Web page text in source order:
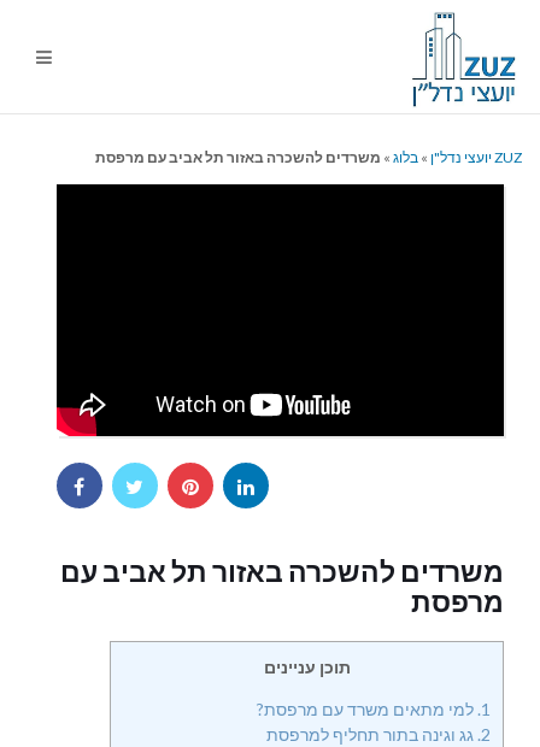
ZUZ יועצי נדל"ן » בלוג » משרדים להשכרה באזור תל אביב עם מרפסת
משרדים להשכרה באזור תל אביב עם
מרפסת
תוכן עניינים
1. למי מתאים משרד עם מרפסת?
2. גג וגינה בתור תחליף למרפסת